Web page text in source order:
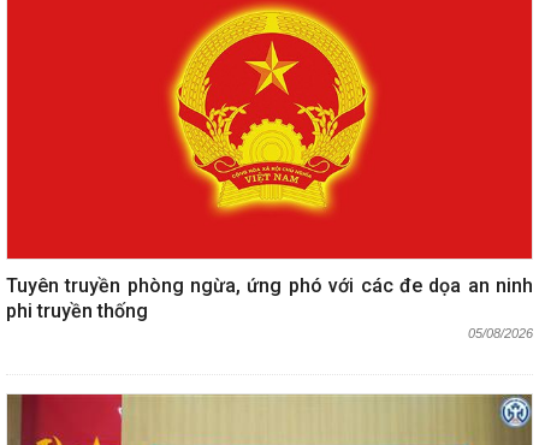
Tuyên truyền phòng ngừa, ứng phó với các đe dọa an ninh
phi truyền thống
05/08/2026